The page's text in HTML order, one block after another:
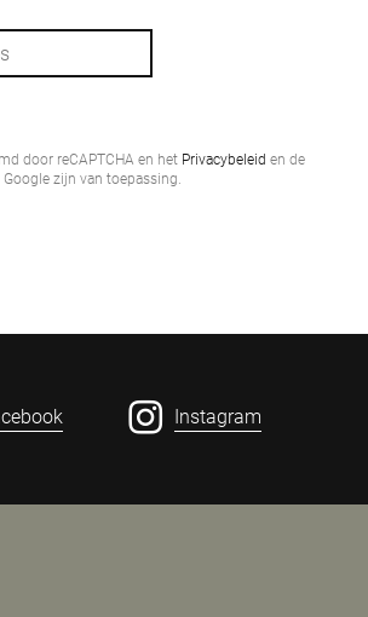
door reCAPTCHA en het Privacybeleid en de
Google zijn van toepassing.
Instagram